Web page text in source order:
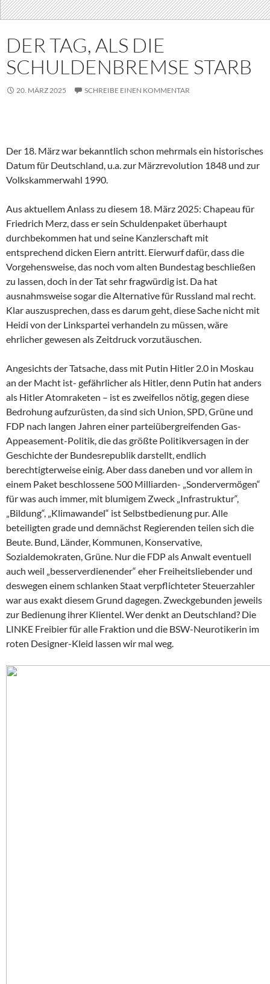
DER TAG, ALS DIE
SCHULDENBREMSE STARB
20. MÄRZ 2025 SCHREIBE EINEN KOMMENTAR
Der 18. März war bekanntlich schon mehrmals ein historisches
Datum für Deutschland, u.a. zur Märzrevolution 1848 und zur
Volkskammerwahl 1990.
Aus aktuellem Anlass zu diesem 18. März 2025: Chapeau für
Friedrich Merz, dass er sein Schuldenpaket überhaupt
durchbekommen hat und seine Kanzlerschaft mit
entsprechend dicken Eiern antritt. Eierwurf dafür, dass die
Vorgehensweise, das noch vom alten Bundestag beschließen
zu lassen, doch in der Tat sehr fragwürdig ist. Da hat
ausnahmsweise sogar die Alternative für Russland mal recht.
Klar auszusprechen, dass es darum geht, diese Sache nicht mit
Heidi von der Linkspartei verhandeln zu müssen, wäre
ehrlicher gewesen als Zeitdruck vorzutäuschen.
Angesichts der Tatsache, dass mit Putin Hitler 2.0 in Moskau
an der Macht ist- gefährlicher als Hitler, denn Putin hat anders
als Hitler Atomraketen – ist es zweifellos nötig, gegen diese
Bedrohung aufzurüsten, da sind sich Union, SPD, Grüne und
FDP nach langen Jahren einer parteiübergreifenden Gas-
Appeasement-Politik, die das größte Politikversagen in der
Geschichte der Bundesrepublik darstellt, endlich
berechtigterweise einig. Aber dass daneben und vor allem in
einem Paket beschlossene 500 Milliarden- „Sondervermögen“
für was auch immer, mit blumigem Zweck „Infrastruktur“,
„Bildung“, „Klimawandel“ ist Selbstbedienung pur. Alle
beteiligten grade und demnächst Regierenden teilen sich die
Beute. Bund, Länder, Kommunen, Konservative,
Sozialdemokraten, Grüne. Nur die FDP als Anwalt eventuell
auch weil „besserverdienender“ eher Freiheitsliebender und
deswegen einem schlanken Staat verpflichteter Steuerzahler
war aus exakt diesem Grund dagegen. Zweckgebunden jeweils
zur Bedienung ihrer Klientel. Wer denkt an Deutschland? Die
LINKE Freibier für alle Fraktion und die BSW-Neurotikerin im
roten Designer-Kleid lassen wir mal weg.